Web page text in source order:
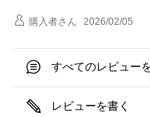
購入者さん 2026/02/05
すべてのレビュー
レビューを書く